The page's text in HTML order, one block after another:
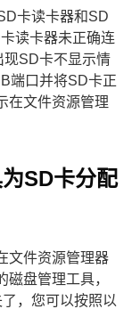
卡读卡器和SD
读卡器未正确连
SD卡不显示情
端口并将SD卡正
在文件资源管理
SD卡分配
文件资源管理器
盘管理工具，
，您可以按照以